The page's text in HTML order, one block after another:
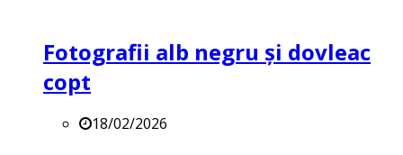
Fotografii alb negru și dovleac
copt
18/02/2026